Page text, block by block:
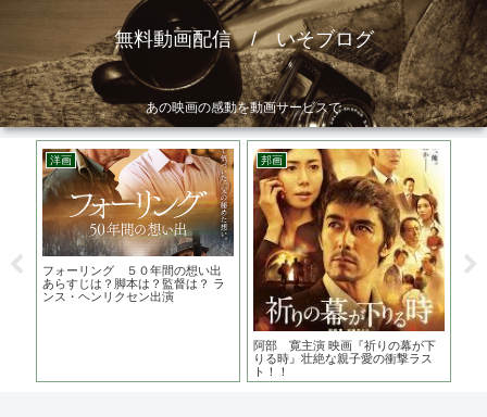
無料動画配信 / いそブログ
あの映画の感動を動画サービスで
堤
洋画
フォーリング ５０年間の想い出
あらすじは？脚本は？監督は？ ラ
ンス・ヘンリクセン出演
邦画
阿部 寛主演 映画『祈りの幕が下
りる時』壮絶な親子愛の衝撃ラス
ト！！
さ